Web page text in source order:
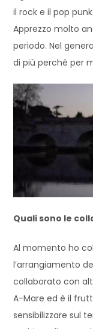
il rock e il pop
Apprezzo molto
periodo. Nel
di più perché per
Quali sono le
Al momento ho
l’arrangiamento
collaborato con
A-Mare ed è il
sensibilizzare sul